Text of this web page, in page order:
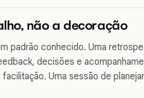
não a decoração
padrão conhecido. Uma
decisões e
Uma sessão de